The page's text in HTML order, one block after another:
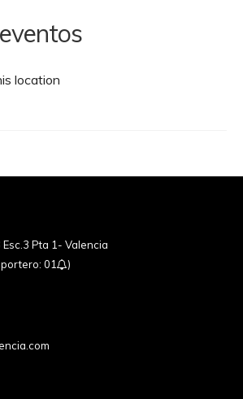
location
Pta 1- Valencia
portero: 01 )